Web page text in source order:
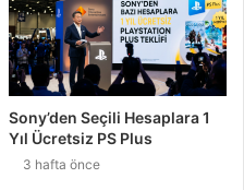
Sony’den Seçili Hesaplara 1
Yıl Ücretsiz PS Plus
3 hafta önce